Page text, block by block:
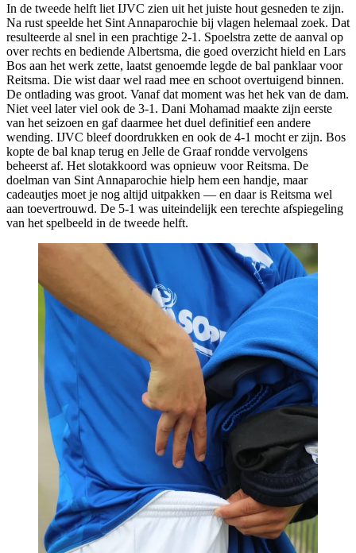
In de tweede helft liet IJVC zien uit het juiste hout gesneden te zijn.
Na rust speelde het Sint Annaparochie bij vlagen helemaal zoek. Dat
resulteerde al snel in een prachtige 2-1. Spoelstra zette de aanval op
over rechts en bediende Albertsma, die goed overzicht hield en Lars
Bos aan het werk zette, laatst genoemde legde de bal panklaar voor
Reitsma. Die wist daar wel raad mee en schoot overtuigend binnen.
De ontlading was groot. Vanaf dat moment was het hek van de dam.
Niet veel later viel ook de 3-1. Dani Mohamad maakte zijn eerste
van het seizoen en gaf daarmee het duel definitief een andere
wending. IJVC bleef doordrukken en ook de 4-1 mocht er zijn. Bos
kopte de bal knap terug en Jelle de Graaf rondde vervolgens
beheerst af. Het slotakkoord was opnieuw voor Reitsma. De
doelman van Sint Annaparochie hielp hem een handje, maar
cadeautjes moet je nog altijd uitpakken — en daar is Reitsma wel
aan toevertrouwd. De 5-1 was uiteindelijk een terechte afspiegeling
van het spelbeeld in de tweede helft.